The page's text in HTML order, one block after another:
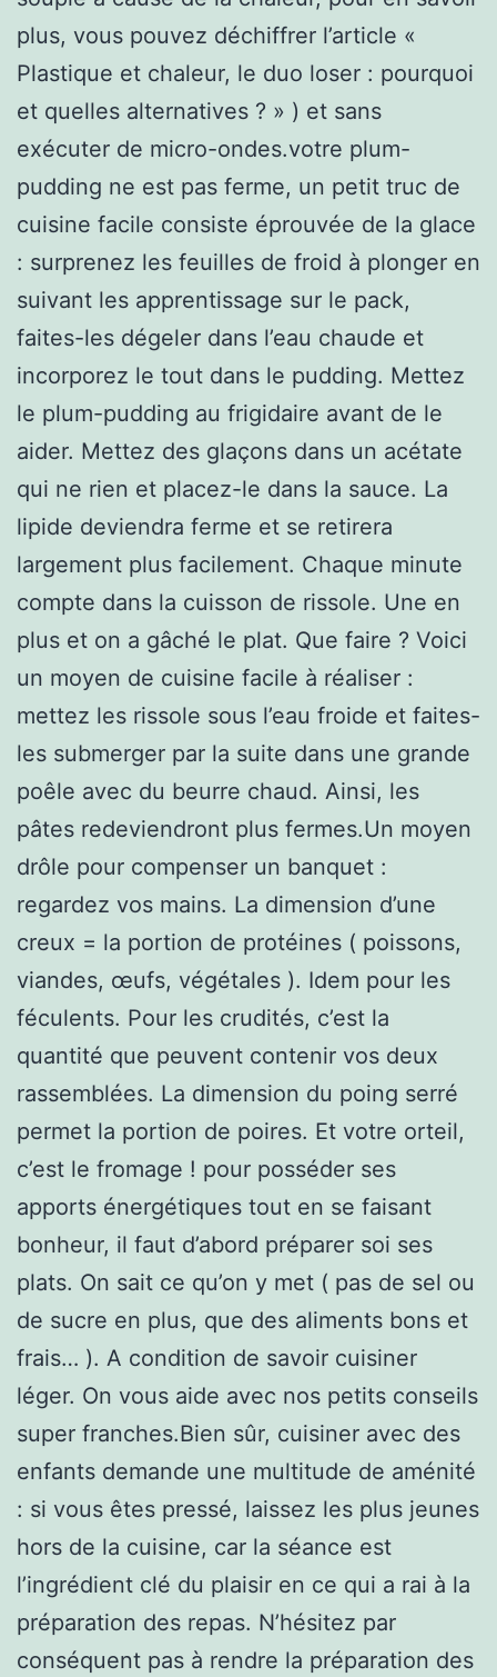
plus, vous pouvez déchiffrer l’article «
Plastique et chaleur, le duo loser : pourquoi
et quelles alternatives ? » ) et sans
exécuter de micro-ondes.votre plum-
pudding ne est pas ferme, un petit truc de
cuisine facile consiste éprouvée de la glace
: surprenez les feuilles de froid à plonger en
suivant les apprentissage sur le pack,
faites-les dégeler dans l’eau chaude et
incorporez le tout dans le pudding. Mettez
le plum-pudding au frigidaire avant de le
aider. Mettez des glaçons dans un acétate
qui ne rien et placez-le dans la sauce. La
lipide deviendra ferme et se retirera
largement plus facilement. Chaque minute
compte dans la cuisson de rissole. Une en
plus et on a gâché le plat. Que faire ? Voici
un moyen de cuisine facile à réaliser :
mettez les rissole sous l’eau froide et faites-
les submerger par la suite dans une grande
poêle avec du beurre chaud. Ainsi, les
pâtes redeviendront plus fermes.Un moyen
drôle pour compenser un banquet :
regardez vos mains. La dimension d’une
creux = la portion de protéines ( poissons,
viandes, œufs, végétales ). Idem pour les
féculents. Pour les crudités, c’est la
quantité que peuvent contenir vos deux
rassemblées. La dimension du poing serré
permet la portion de poires. Et votre orteil,
c’est le fromage ! pour posséder ses
apports énergétiques tout en se faisant
bonheur, il faut d’abord préparer soi ses
plats. On sait ce qu’on y met ( pas de sel ou
de sucre en plus, que des aliments bons et
frais… ). A condition de savoir cuisiner
léger. On vous aide avec nos petits conseils
super franches.Bien sûr, cuisiner avec des
enfants demande une multitude de aménité
: si vous êtes pressé, laissez les plus jeunes
hors de la cuisine, car la séance est
l’ingrédient clé du plaisir en ce qui a rai à la
préparation des repas. N’hésitez par
conséquent pas à rendre la préparation des